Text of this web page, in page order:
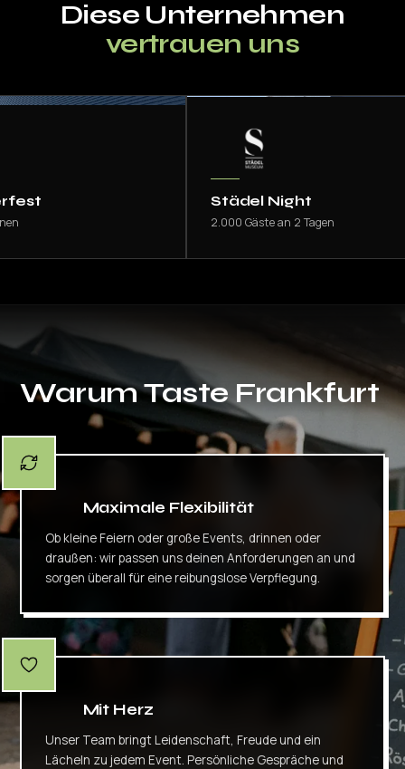
Diese Unternehmen
vertrauen uns
Städel Night
2.000 Gäste an 2 Tagen
WarumTaste Frankfurt
Maximale Flexibilität
Ob kleine Feiern oder große Events, drinnen oder
draußen: wir passen uns deinen Anforderungen an und
sorgen überall für eine reibungslose Verpflegung.
Mit Herz
Unser Team bringt Leidenschaft, Freude und ein
Lächeln zu jedem Event. Persönliche Gespräche und